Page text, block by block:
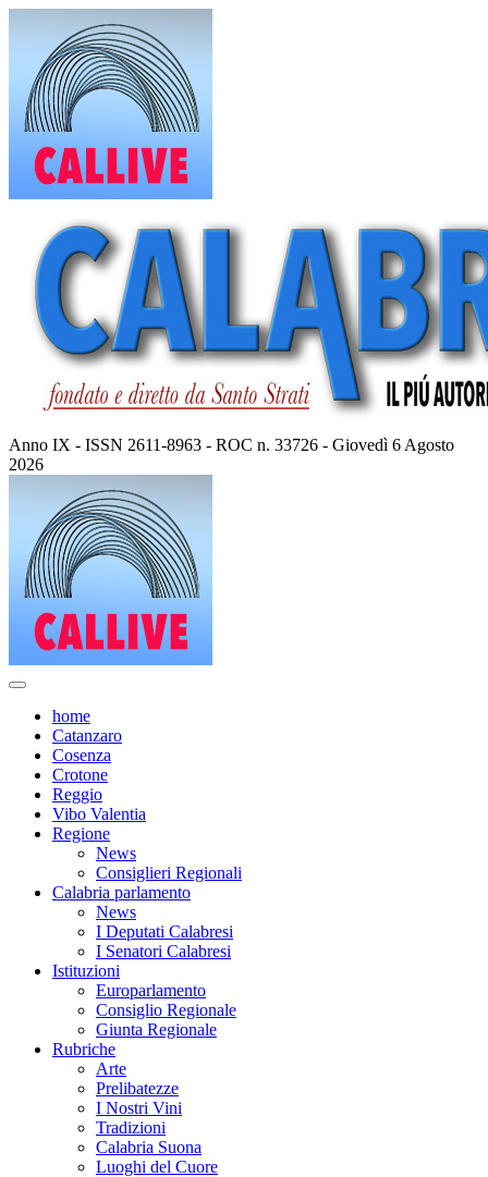
contenuto
Anno IX - ISSN 2611-8963 - ROC n. 33726 - Giovedì 6 Agosto
2026
home
Catanzaro
Cosenza
Crotone
Reggio
Vibo Valentia
Regione
News
Consiglieri Regionali
Calabria parlamento
News
I Deputati Calabresi
I Senatori Calabresi
Istituzioni
Europarlamento
Consiglio Regionale
Giunta Regionale
Rubriche
Arte
Prelibatezze
I Nostri Vini
Tradizioni
Calabria Suona
Luoghi del Cuore